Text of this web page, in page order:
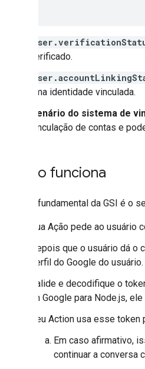
verificado.
uma identidade vinculada.
Cenário do sistema de
vinculação de contas e
Como funciona
O fluxo fundamental da GSI é o
Sua Ação pede ao
Depois que o usuário dá
perfil do Google do usuário.
Valide e decodifique o
on Google para Node.js,
Seu Action usa esse
Em caso afirmativo,
continuar a conversa